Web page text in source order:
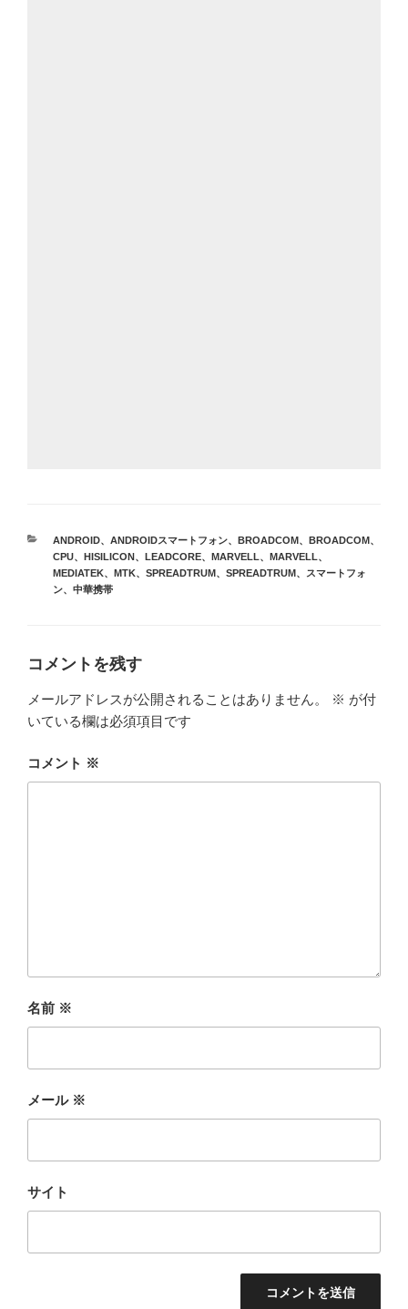
カ
テ
ゴ
リ
ANDROID、 ANDROIDスマートフォン、 BROADCOM 、 BROADCOM 、
CPU、 HISILICON 、 LEADCORE、 MARVELL、 MARVELL、
MEDIATEK、 MTK、 SPREADTRUM 、 SPREADTRUM 、
スマートフォ
ン、 中華携帯
コメントを残す
メールアドレスが公開されることはありません。 ※ が付
いている欄は必須項目です
コメント ※
名前 ※
メール ※
サイト